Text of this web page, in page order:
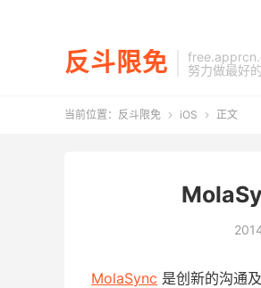
反斗限免
努力做最好
当前位置： 反斗限免  iOS  正文
MolaSync 是创新的沟通